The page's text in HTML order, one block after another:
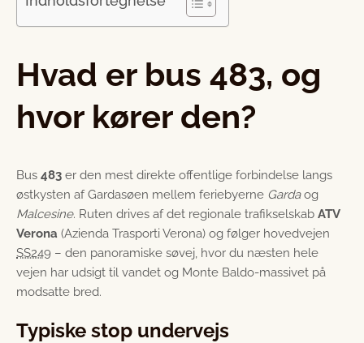
Hvad er bus 483, og
hvor kører den?
Bus 483 er den mest direkte offentlige forbindelse langs
østkysten af Gardasøen mellem feriebyerne Gardaog
Malcesine. Ruten drives af det regionale trafikselskab ATV
Verona (Azienda Trasporti Verona) og følger hovedvejen
SS249 – den panoramiske søvej, hvor du næsten hele
vejen har udsigt til vandet og Monte Baldo-massivet på
modsatte bred.
Typiske stop undervejs